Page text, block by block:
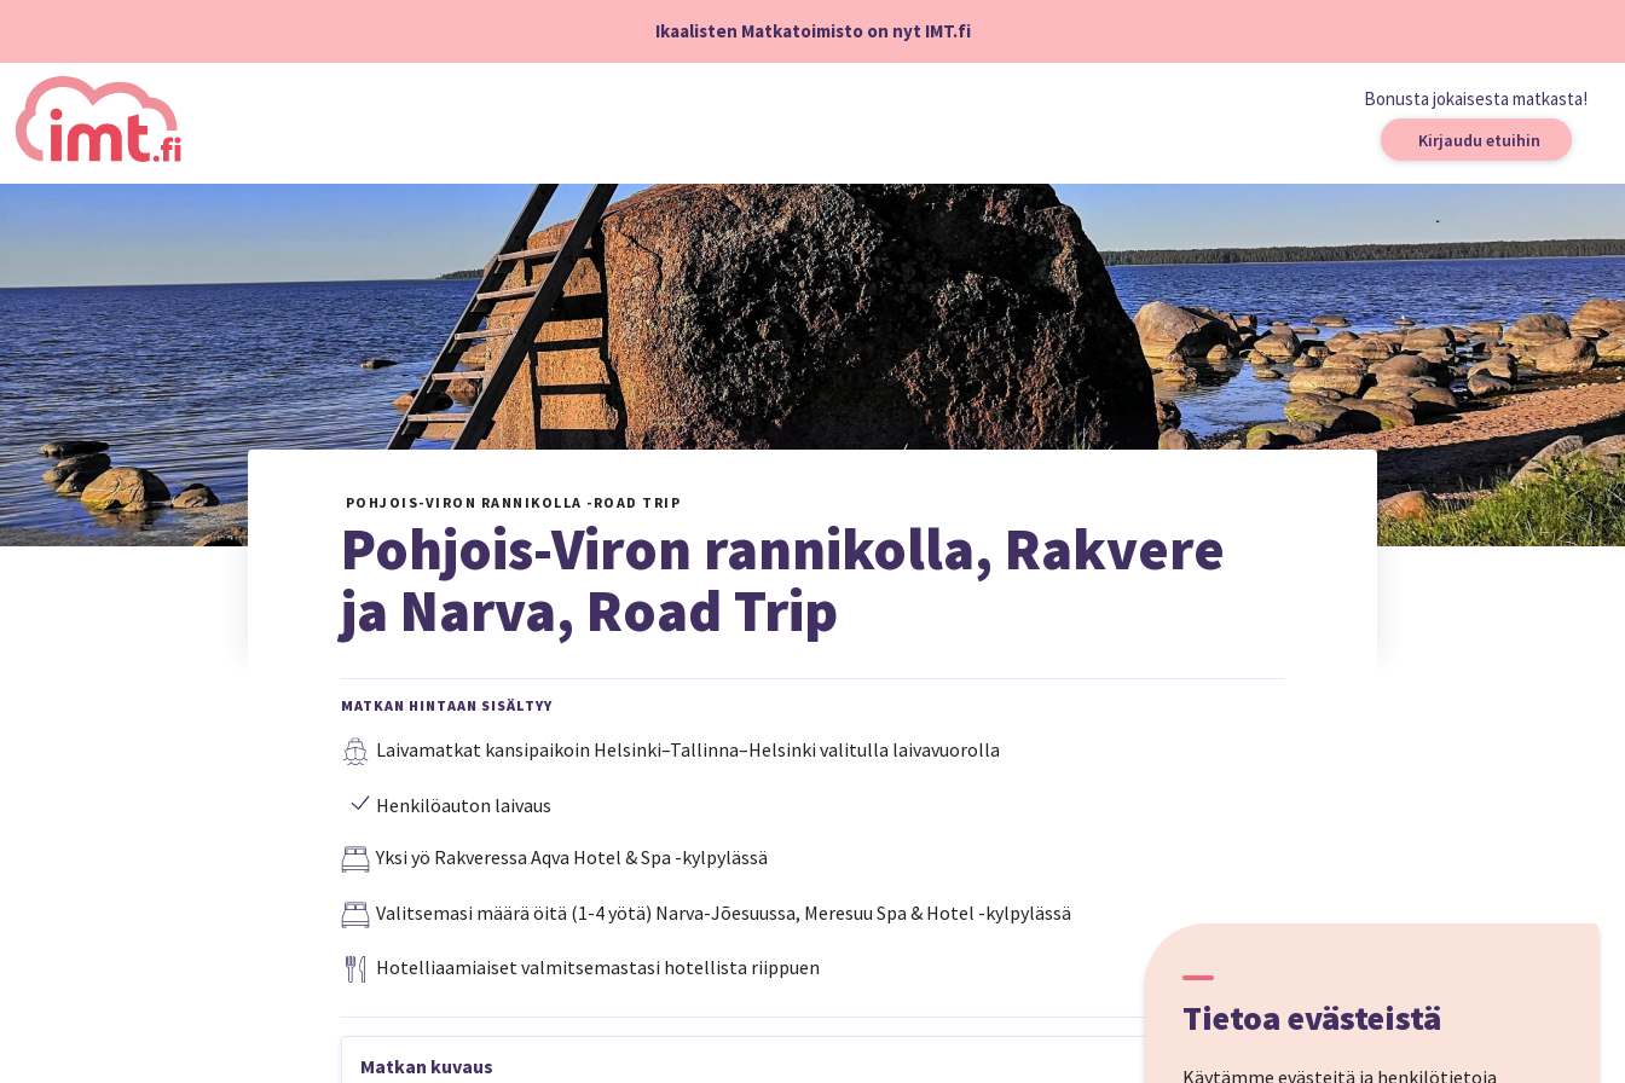
Ikaalisten Matkatoimisto on nyt IMT.fi
Bonusta jokaisesta matkasta!
Kirjaudu etuihin
POHJOIS-VIRON RANNIKOLLA -ROAD TRIP
Pohjois-Viron rannikolla, Rakvere
ja Narva, Road Trip
MATKAN HINTAAN SISÄLTYY
Laivamatkat kansipaikoin Helsinki–Tallinna–Helsinki valitulla laivavuorolla
Henkilöauton laivaus
Yksi yö Rakveressa Aqva Hotel & Spa -kylpylässä
Valitsemasi määrä öitä (1-4 yötä) Narva-Jõesuussa, Meresuu Spa & Hotel -kylpylässä
Hotelliaamiaiset valmitsemastasi hotellista riippuen
Matkan kuvaus
Tietoa evästeistä
Käytämme evästeitä ja henkilötietoja